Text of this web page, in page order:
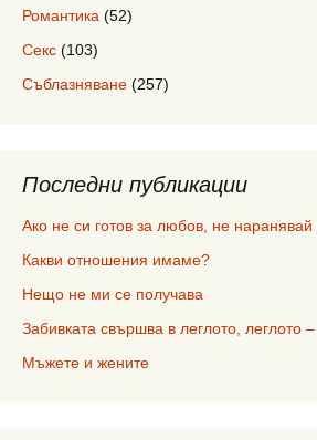
Романтика (52)
Секс (103)
Съблазняване (257)
Последни публикации
Ако не си готов за любов, не наранявай
Какви отношения имаме?
Нещо не ми се получава
Забивката свършва в леглото, леглото
Мъжете и жените